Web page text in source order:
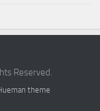
Reserved.
theme